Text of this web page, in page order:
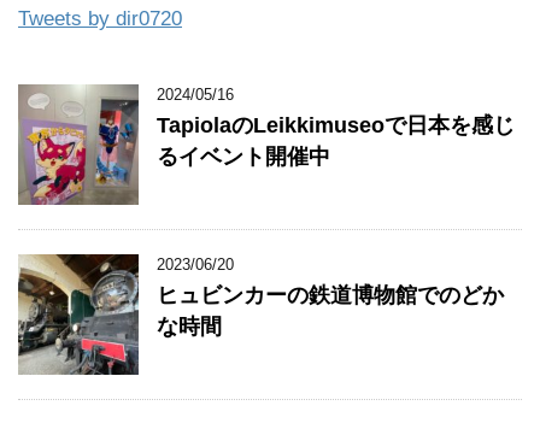
Tweets by dir0720
2024/05/16
TapiolaのLeikkimuseoで日本を感じ
るイベント開催中
2023/06/20
ヒュビンカーの鉄道博物館でのどか
な時間